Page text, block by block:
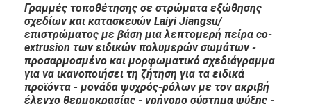
Γραμμές τοποθέτησης σε στρώματα εξώθησης
σχεδίων και κατασκευών Laiyi Jiangsu/
επιστρώματος με βάση μια λεπτομερή πείρα co-
extrusion των ειδικών πολυμερών σωμάτων -
προσαρμοσμένο και μορφωματικό σχεδιάγραμμα
για να ικανοποιήσει τη ζήτηση για τα ειδικά
προϊόντα - μονάδα ψυχρός-ρόλων με τον ακριβή
έλεγχο θερμοκρασίας - γρήγορο σύστημα ψύξης -